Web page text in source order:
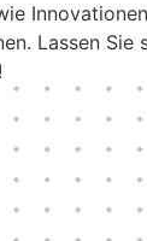
Lassen Sie